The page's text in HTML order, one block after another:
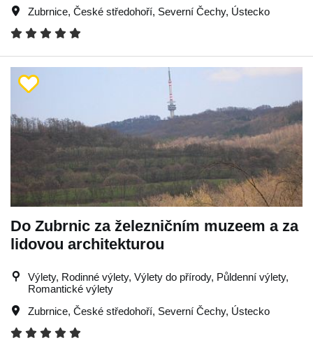
Zubrnice, České středohoří, Severní Čechy, Ústecko
Do Zubrnic za železničním muzeem a za
lidovou architekturou
Výlety, Rodinné výlety, Výlety do přírody, Půldenní výlety,
Romantické výlety
Zubrnice, České středohoří, Severní Čechy, Ústecko